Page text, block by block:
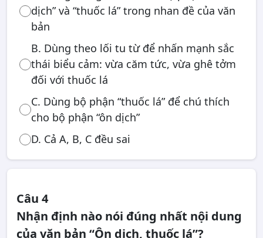
dịch” và “thuốc lá” trong nhan đề của văn
bản
B. Dùng theo lối tu từ để nhấn mạnh sắc
thái biểu cảm: vừa căm tức, vừa ghê tởm
đối với thuốc lá
C. Dùng bộ phận “thuốc lá” để chú thích
cho bộ phận “ôn dịch”
D. Cả A, B, C đều sai
Câu 4
Nhận định nào nói đúng nhất nội dung
của văn bản “Ôn dịch, thuốc lá”?